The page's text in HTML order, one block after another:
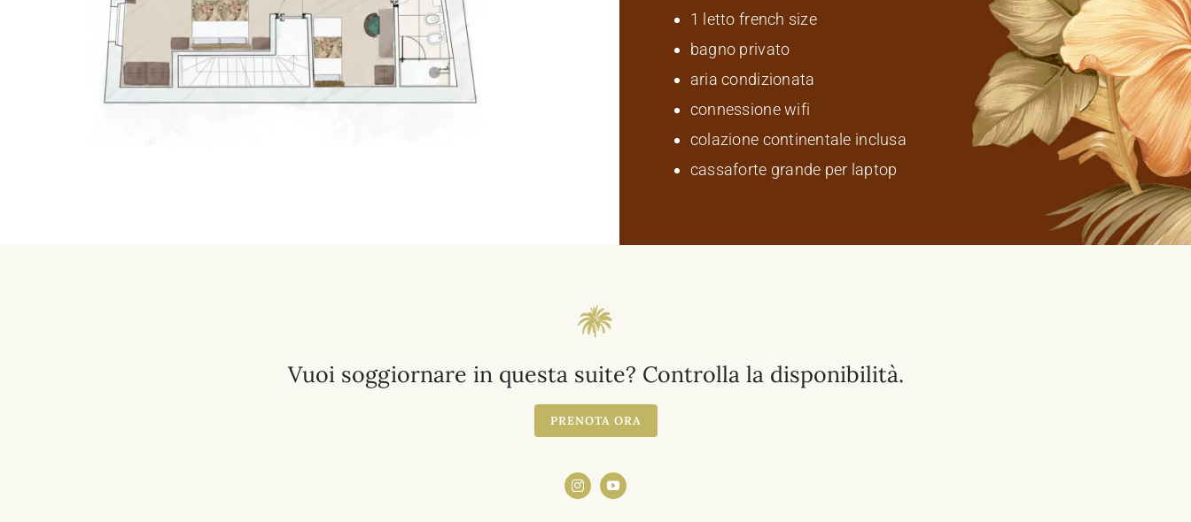
1 letto french size
bagno privato
aria condizionata
connessione wifi
colazione continentale inclusa
cassaforte grande per laptop
Vuoi soggiornare in questa suite? Controlla la disponibilità.
PRENOTA ORA